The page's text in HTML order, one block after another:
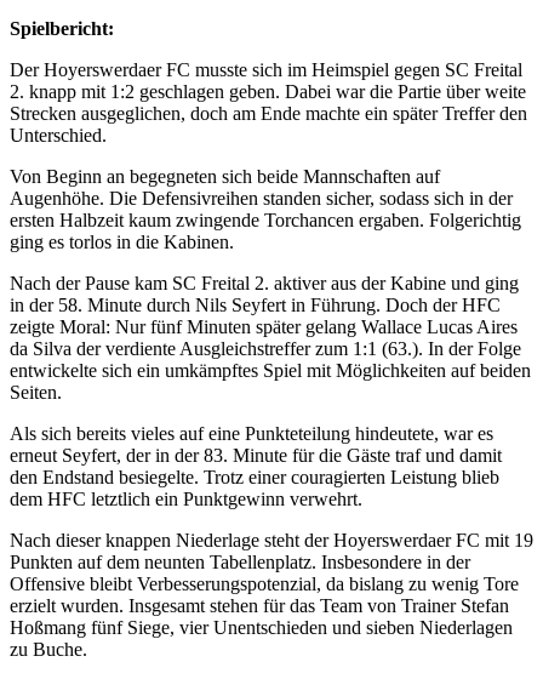
Spielbericht:
Der Hoyerswerdaer FC musste sich im Heimspiel gegen SC Freital
2. knapp mit 1:2 geschlagen geben. Dabei war die Partie über weite
Strecken ausgeglichen, doch am Ende machte ein später Treffer den
Unterschied.
Von Beginn an begegneten sich beide Mannschaften auf
Augenhöhe. Die Defensivreihen standen sicher, sodass sich in der
ersten Halbzeit kaum zwingende Torchancen ergaben. Folgerichtig
ging es torlos in die Kabinen.
Nach der Pause kam SC Freital 2. aktiver aus der Kabine und ging
in der 58. Minute durch Nils Seyfert in Führung. Doch der HFC
zeigte Moral: Nur fünf Minuten später gelang Wallace Lucas Aires
da Silva der verdiente Ausgleichstreffer zum 1:1 (63.). In der Folge
entwickelte sich ein umkämpftes Spiel mit Möglichkeiten auf beiden
Seiten.
Als sich bereits vieles auf eine Punkteteilung hindeutete, war es
erneut Seyfert, der in der 83. Minute für die Gäste traf und damit
den Endstand besiegelte. Trotz einer couragierten Leistung blieb
dem HFC letztlich ein Punktgewinn verwehrt.
Nach dieser knappen Niederlage steht der Hoyerswerdaer FC mit 19
Punkten auf dem neunten Tabellenplatz. Insbesondere in der
Offensive bleibt Verbesserungspotenzial, da bislang zu wenig Tore
erzielt wurden. Insgesamt stehen für das Team von Trainer Stefan
Hoßmang fünf Siege, vier Unentschieden und sieben Niederlagen
zu Buche.